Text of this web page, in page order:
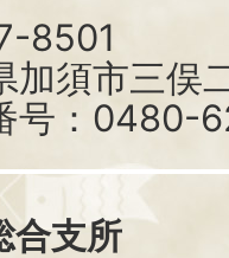
8501
加須市三俣
号：0480-
合支所